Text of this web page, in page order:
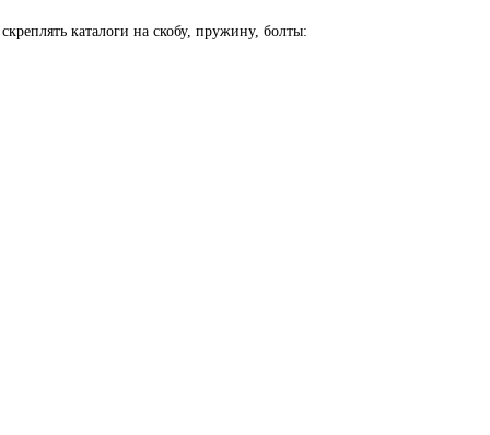
каталоги на скобу, пружину, болты: